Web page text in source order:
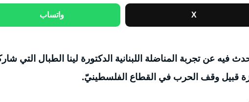
X واتساب
فيه عن تجربة المناضلة اللبنانية الدكتورة لينا الطبال التي
قبيل وقف الحرب في القطاع الفلسطينيّ.